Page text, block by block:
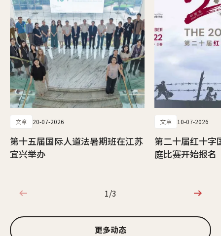
文章 20-07-2026
第十五届国际人道法暑期班在江苏
宜兴举办
文章 10-07-2026
第二十届红十字
庭比赛开始报名
1/3
1/3
更多动态